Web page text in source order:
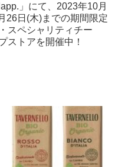
」にて、2023年10月
26日(木)までの期間限定
スペシャリティチー
ストアを開催中！